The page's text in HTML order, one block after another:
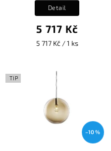
5 717 Kč
5 717 Kč / 1 ks
Detail
TIP
–10 %